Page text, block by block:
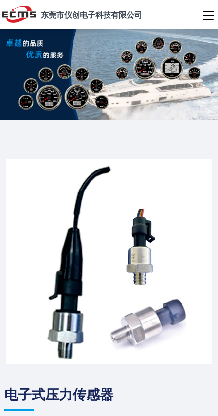
东莞市仪创电子科技有限公司
电子式压力传感器